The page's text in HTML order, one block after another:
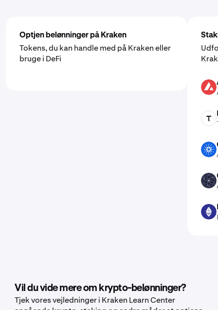
Optjen belønninger på Kraken
Tokens, du kan handle med på Kraken eller
bruge i DeFi
AVAX
TAO
ADA
ATOM
ETH
Vil du vide mere om krypto-belønninger?
Tjek vores vejledninger i Kraken Learn Center